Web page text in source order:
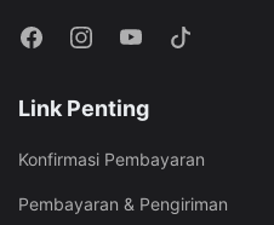
Link Penting
Konfirmasi Pembayaran
Pembayaran & Pengiriman